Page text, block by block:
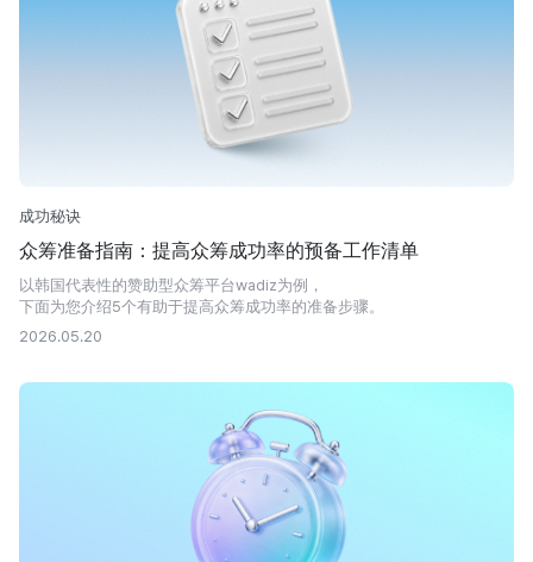
成功秘诀
众筹准备指南：提高众筹成功率的预备工作清单
以韩国代表性的赞助型众筹平台wadiz为例，
下面为您介绍5个有助于提高众筹成功率的准备步骤。
2026.05.20